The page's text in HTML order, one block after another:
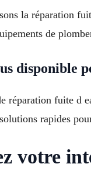
la réparation
de
disponible
réparation fuite d
rapides
votre